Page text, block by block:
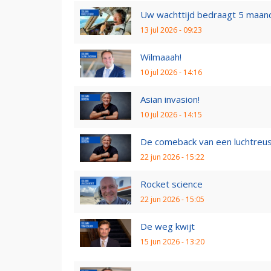
Uw wachttijd bedraagt 5
13 jul 2026 - 09:23
Wilmaaah!
10 jul 2026 - 14:16
Asian invasion!
10 jul 2026 - 14:15
De comeback van een luchtreus
22 jun 2026 - 15:22
Rocket science
22 jun 2026 - 15:05
De weg kwijt
15 jun 2026 - 13:20